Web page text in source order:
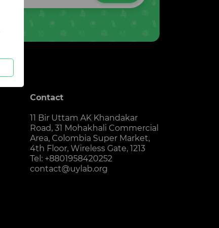
Contact
11 Bir Uttam AK Khandakar
Road, 31 Mohakhali Commercial
Area, Colombia Super Market,
4th Floor, Wireless Gate, 1213
Tel: +8801958420252
contact@uylab.org